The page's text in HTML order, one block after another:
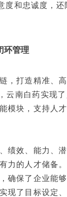
度和忠诚度，
环管理
，打造精准、
云南白药实现
模块，支持人
绩效、能力、
力的人才储备
确保了企业能
现了目标设定